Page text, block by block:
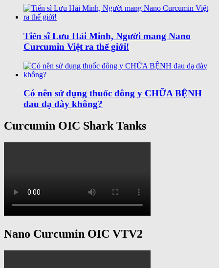
Tiến sĩ Lưu Hải Minh, Người mang Nano
Curcumin Việt ra thế giới!
Có nên sử dụng thuốc đông y CHỮA BỆNH
đau dạ dày không?
Curcumin OIC Shark Tanks
Nano Curcumin OIC VTV2